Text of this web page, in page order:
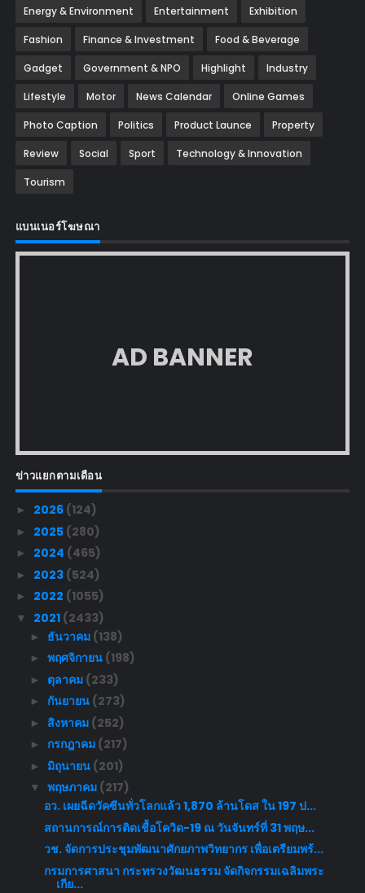
Energy & Environment Entertainment Exhibition
Fashion Finance & Investment Food & Beverage
Gadget Government & NPO Highlight Industry
Lifestyle Motor News Calendar Online Games
Photo Caption Politics Product Launce Property
Review Social Sport Technology & Innovation
Tourism
แบนเนอร์โฆษณา
AD BANNER
ข่าวแยกตามเดือน
► 2026 (124)
► 2025 (280)
► 2024 (465)
► 2023 (524)
► 2022 (1055)
▼ 2021 (2433)
► ธันวาคม (138)
► พฤศจิกายน (198)
► ตุลาคม (233)
► กันยายน (273)
► สิงหาคม (252)
► กรกฎาคม (217)
► มิถุนายน (201)
▼ พฤษภาคม (217)
อว. เผยฉีดวัคซีนทั่วโลกแล้ว 1,870 ล้านโดส ใน 197 ป...
สถานการณ์การติดเชื้อโควิด-19 ณ วันจันทร์ที่ 31 พฤษ...
วช. จัดการประชุมพัฒนาศักยภาพวิทยากร เพื่อเตรียมพร้...
กรมการศาสนา กระทรวงวัฒนธรรม จัดกิจกรรมเฉลิมพระ
เกีย...